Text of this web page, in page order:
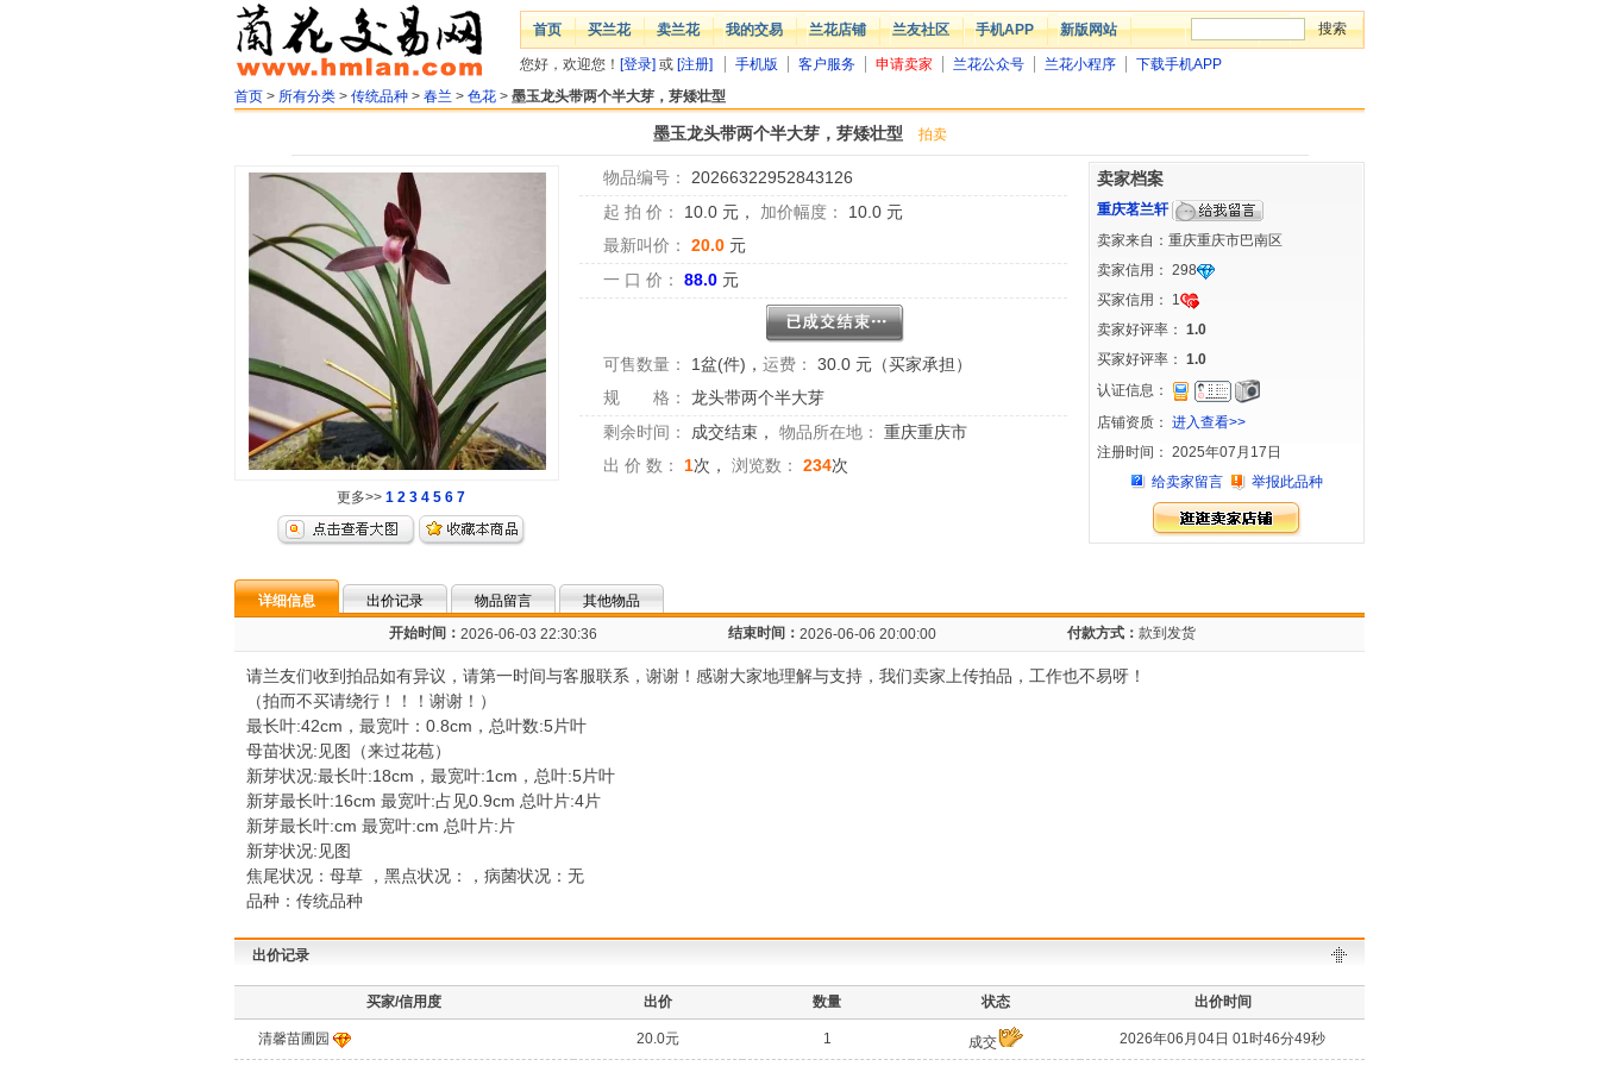
首页 买兰花 卖兰花 我的交易 兰花店铺 兰友社区 手机APP 新版网站
您好，欢迎您！ [登录] 或 [注册] 手机版 客户服务 申请卖家 兰花公众号 兰花小程序
下载手机APP
首页 > 所有分类 > 传统品种 > 春兰 > 色花 > 墨玉龙头带两个半大芽，芽矮壮型
墨玉龙头带两个半大芽，芽矮壮型 拍卖
更多>> 1 2 3 4 5 6 7
物品编号：
20266322952843126
起 拍 价：
10.0 元， 加价幅度： 10.0 元
最新叫价：
20.0 元
一 口 价：
88.0 元
可售数量： 1盆(件) ， 运费：
30.0 元（买家承担）
规 格：
龙头带两个半大芽
剩余时间：
成交结束 ， 物品所在地：
重庆重庆市
出 价 数：
1次， 浏览数： 234次
卖家档案
重庆茗兰轩
卖家来自：重庆重庆市巴南区
卖家信用： 298
买家信用： 1
卖家好评率： 1.0
买家好评率： 1.0
认证信息：
店铺资质： 进入查看>>
注册时间： 2025年07月17日
给卖家留言
举报此品种
详细信息 出价记录 物品留言
其他物品
开始时间： 2026-06-03 22:30:36 结束时间： 2026-06-06 20:00:00 付款方式： 款到发货
请兰友们收到拍品如有异议，请第一时间与客服联系，谢谢！感谢大家地理解与支持，我们卖家上传拍品，工作也不易呀！
（拍而不买请绕行！！！谢谢！）
最长叶:42cm，最宽叶：0.8cm，总叶数:5片叶
母苗状况:见图（来过花苞）
新芽状况:最长叶:18cm，最宽叶:1cm，总叶:5片叶
新芽最长叶:16cm 最宽叶:占见0.9cm 总叶片:4片
新芽最长叶:cm 最宽叶:cm 总叶片:片
新芽状况:见图
焦尾状况：母草 ，黑点状况：，病菌状况：无
品种：传统品种
出价记录
买家/信用度 出价 数量 状态 出价时间
清馨苗圃园 20.0元 1 成交 2026年06月04日 01时46分49秒